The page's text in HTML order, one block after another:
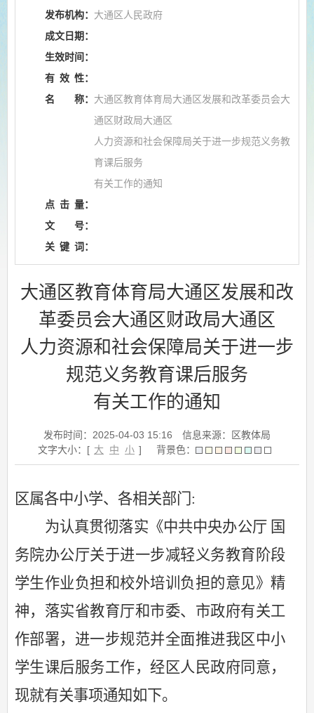
发布机构： 大通区人民政府
成文日期：
生效时间：
有 效 性：
名
称： 大通区教育体育局大通区发展和改革委员会大
通区财政局大通区
人力资源和社会保障局关于进一步规范义务教
育课后服务
有关工作的通知
点 击 量：
文
号：
关 键 词：
大通区教育体育局大通区发展和改
革委员会大通区财政局大通区
人力资源和社会保障局关于进一步
规范义务教育课后服务
有关工作的通知
发布时间：2025-04-03 15:16
信息来源：区教体局
文字大小：[ 大 中 小 ] 背景色：
区属各中小学、各相关部门 :
为认真贯彻落实《中共中央办公厅 国
务院办公厅关于进一步减轻义务教育阶段
学生作业负担和校外培训负担的意见》精
神，落实省教育厅和市委、市政府有关工
作部署，进一步规范并全面推进我区中小
学生课后服务工作，经区人民政府同意，
现就有关事项通知如下。